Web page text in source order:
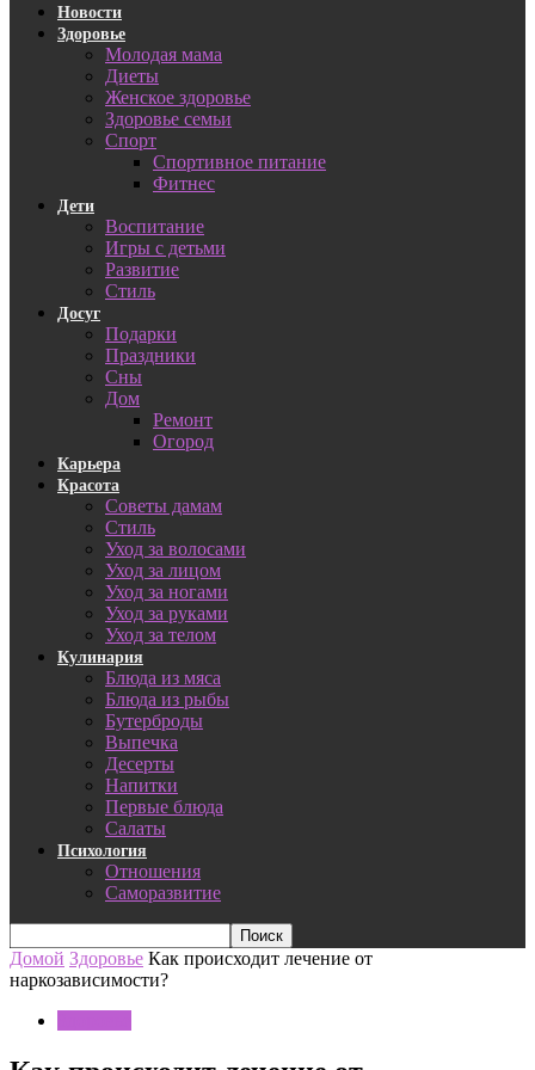
Новости
Здоровье
Молодая мама
Диеты
Женское здоровье
Здоровье семьи
Спорт
Спортивное питание
Фитнес
Дети
Воспитание
Игры с детьми
Развитие
Стиль
Досуг
Подарки
Праздники
Сны
Дом
Ремонт
Огород
Карьера
Красота
Советы дамам
Стиль
Уход за волосами
Уход за лицом
Уход за ногами
Уход за руками
Уход за телом
Кулинария
Блюда из мяса
Блюда из рыбы
Бутерброды
Выпечка
Десерты
Напитки
Первые блюда
Салаты
Психология
Отношения
Саморазвитие
Домой Здоровье Как происходит лечение от
наркозависимости?